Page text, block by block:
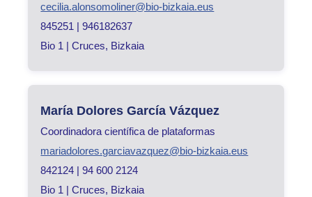
cecilia.alonsomoliner@bio-bizkaia.eus
845251 | 946182637
Bio 1 | Cruces, Bizkaia
María Dolores García Vázquez
Coordinadora científica de plataformas
mariadolores.garciavazquez@bio-bizkaia.eus
842124 | 94 600 2124
Bio 1 | Cruces, Bizkaia